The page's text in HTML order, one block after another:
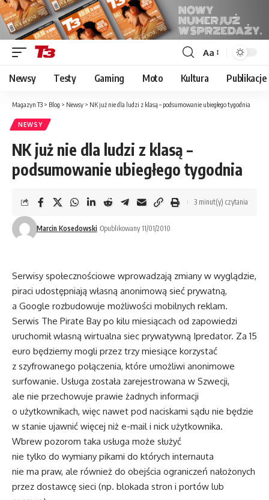
Font
Resizer
Aa
Newsy Testy Gaming Moto Kultura Publikacje
Magazyn T3 > Blog > Newsy > NK już nie dla ludzi z klasą – podsumowanie ubiegłego tygodnia
NEWSY
NK już nie dla ludzi z klasą –
podsumowanie ubiegłego tygodnia
Marcin Kosedowski Opublikowany 11/01/2010
3 minut(y) czytania
Serwisy społecznościowe wprowadzają zmiany w wyglądzie,
piraci udostępniają własną anonimową sieć prywatną,
a Google rozbudowuje możliwości mobilnych reklam.
Serwis The Pirate Bay po kilu miesiącach od zapowiedzi
uruchomił własną wirtualna siec prywatywną Ipredator. Za 15
euro będziemy mogli przez trzy miesiące korzystać
z szyfrowanego połączenia, które umożliwi anonimowe
surfowanie. Usługa została zarejestrowana w Szwecji,
ale nie przechowuje prawie żadnych informacji
o użytkownikach, więc nawet pod naciskami sądu nie będzie
w stanie ujawnić więcej niż e-mail i nick użytkownika.
Wbrew pozorom taka usługa może służyć
nie tylko do wymiany pikami do których internauta
nie ma praw, ale również do obejścia ograniczeń nałożonych
przez dostawcę sieci (np. blokada stron i portów lub